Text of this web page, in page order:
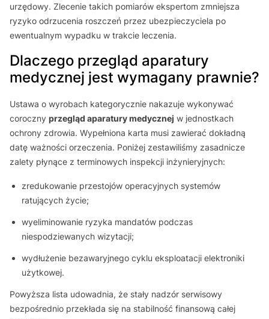
urzędowy. Zlecenie takich pomiarów ekspertom zmniejsza
ryzyko odrzucenia roszczeń przez ubezpieczyciela po
ewentualnym wypadku w trakcie leczenia.
Dlaczego przegląd aparatury
medycznej jest wymagany prawnie?
Ustawa o wyrobach kategorycznie nakazuje wykonywać
coroczny przegląd aparatury medycznej w jednostkach
ochrony zdrowia. Wypełniona karta musi zawierać dokładną
datę ważności orzeczenia. Poniżej zestawiliśmy zasadnicze
zalety płynące z terminowych inspekcji inżynieryjnych:
zredukowanie przestojów operacyjnych systemów
ratujących życie;
wyeliminowanie ryzyka mandatów podczas
niespodziewanych wizytacji;
wydłużenie bezawaryjnego cyklu eksploatacji elektroniki
użytkowej.
Powyższa lista udowadnia, że stały nadzór serwisowy
bezpośrednio przekłada się na stabilność finansową całej